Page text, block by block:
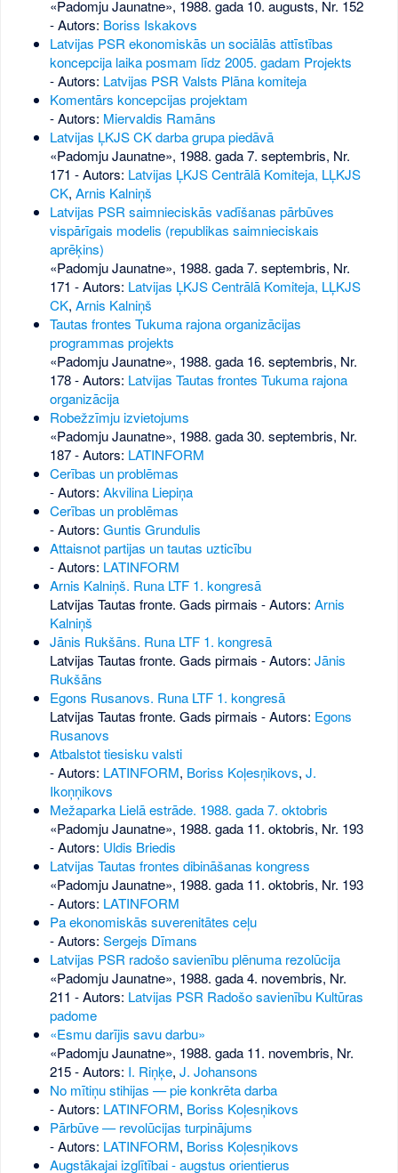
«Padomju Jaunatne», 1988. gada 10. augusts, Nr. 152
- Autors: Boriss Iskakovs
Latvijas PSR ekonomiskās un sociālās attīstības
koncepcija laika posmam līdz 2005. gadam Projekts
- Autors: Latvijas PSR Valsts Plāna komiteja
Komentārs koncepcijas projektam
- Autors: Miervaldis Ramāns
Latvijas ĻKJS CK darba grupa piedāvā
«Padomju Jaunatne», 1988. gada 7. septembris, Nr.
171 - Autors: Latvijas ĻKJS Centrālā Komiteja, LĻKJS
CK, Arnis Kalniņš
Latvijas PSR saimnieciskās vadīšanas pārbūves
vispārīgais modelis (republikas saimnieciskais
aprēķins)
«Padomju Jaunatne», 1988. gada 7. septembris, Nr.
171 - Autors: Latvijas ĻKJS Centrālā Komiteja, LĻKJS
CK, Arnis Kalniņš
Tautas frontes Tukuma rajona organizācijas
programmas projekts
«Padomju Jaunatne», 1988. gada 16. septembris, Nr.
178- Autors: Latvijas Tautas frontes Tukuma rajona
organizācija
Robežzīmju izvietojums
«Padomju Jaunatne», 1988. gada 30. septembris, Nr.
187- Autors: LATINFORM
Cerības un problēmas
- Autors: Akvilina Liepiņa
Cerības un problēmas
- Autors: Guntis Grundulis
Attaisnot partijas un tautas uzticību
- Autors: LATINFORM
Arnis Kalniņš. Runa LTF 1. kongresā
Latvijas Tautas fronte. Gads pirmais - Autors: Arnis
Kalniņš
Jānis Rukšāns. Runa LTF 1. kongresā
Latvijas Tautas fronte. Gads pirmais - Autors: Jānis
Rukšāns
Egons Rusanovs. Runa LTF 1. kongresā
Latvijas Tautas fronte. Gads pirmais - Autors: Egons
Rusanovs
Atbalstot tiesisku valsti
- Autors: LATINFORM, Boriss Koļesņikovs, J.
Ikoņņikovs
Mežaparka Lielā estrāde. 1988. gada 7. oktobris
«Padomju Jaunatne», 1988. gada 11. oktobris, Nr. 193
- Autors: Uldis Briedis
Latvijas Tautas frontes dibināšanas kongress
«Padomju Jaunatne», 1988. gada 11. oktobris, Nr. 193
- Autors: LATINFORM
Pa ekonomiskās suverenitātes ceļu
- Autors: Sergejs Dīmans
Latvijas PSR radošo savienību plēnuma rezolūcija
«Padomju Jaunatne», 1988. gada 4. novembris, Nr.
211 - Autors: Latvijas PSR Radošo savienību Kultūras
padome
«Esmu darījis savu darbu»
«Padomju Jaunatne», 1988. gada 11. novembris, Nr.
215- Autors: I. Riņķe, J. Johansons
No mītiņu stihijas — pie konkrēta darba
- Autors: LATINFORM, Boriss Koļesņikovs
Pārbūve — revolūcijas turpinājums
- Autors: LATINFORM, Boriss Koļesņikovs
Augstākajai izglītībai - augstus orientierus